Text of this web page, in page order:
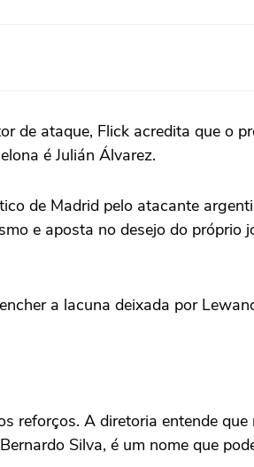
de ataque, Flick acredita que o
é Julián Álvarez.
de Madrid pelo atacante
e aposta no desejo do próprio
a lacuna deixada por
reforços. A diretoria entende
Silva, é um nome que